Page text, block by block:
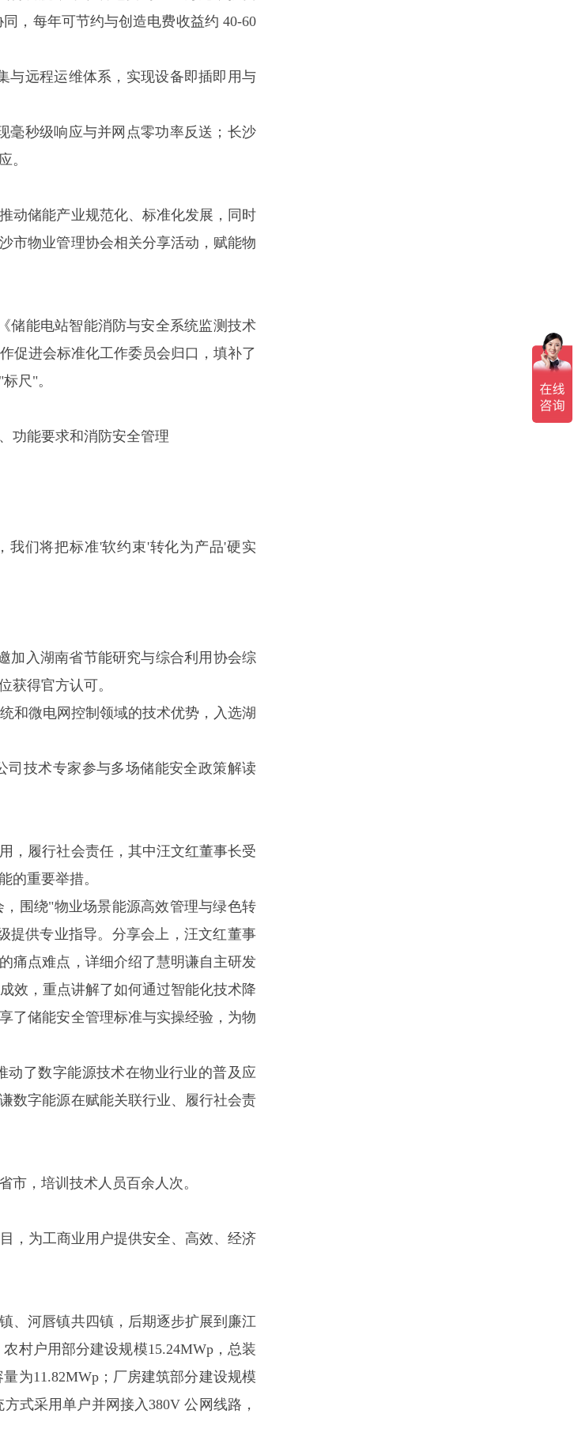
，每年可节约与创造电费收益约 40-60
与远程运维体系，实现设备即插即用与
毫秒级响应与并网点零功率反送；长沙
。
动储能产业规范化、标准化发展，同时
市物业管理协会相关分享活动，赋能物
储能电站智能消防与安全系统监测技术
促进会标准化工作委员会归口，填补了
尺"。
功能要求和消防安全管理
我们将把标准'软约束'转化为产品'硬实
加入湖南省节能研究与综合利用协会综
获得官方认可。
和微电网控制领域的技术优势，入选湖
技术专家参与多场储能安全政策解读
，履行社会责任，其中汪文红董事长受
的重要举措。
围绕"物业场景能源高效管理与绿色转
提供专业指导。分享会上，汪文红董事
痛点难点，详细介绍了慧明谦自主研发
效，重点讲解了如何通过智能化技术降
了储能安全管理标准与实操经验，为物
动了数字能源技术在物业行业的普及应
数字能源在赋能关联行业、履行社会责
市，培训技术人员百余人次。
，为工商业用户提供安全、高效、经济
、河唇镇共四镇，后期逐步扩展到廉江
村户用部分建设规模15.24MWp，总装
为11.82MWp；厂房建筑部分建设规模
式采用单户并网接入380V 公网线路，